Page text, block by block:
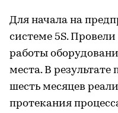
Для начала на
системе 5S.
работы
места. В результате
шесть месяцев
протекания